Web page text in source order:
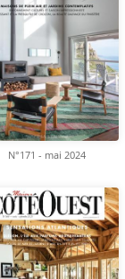
N°171 - mai 2024